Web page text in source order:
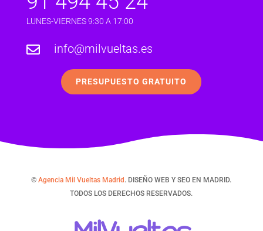
LUNES-VIERNES 9:30 A 17:00
 info@milvueltas.es
PRESUPUESTO GRATUITO
©Agencia Mil Vueltas Madrid. DISEÑO WEB Y SEO EN MADRID.
TODOS LOS DERECHOS RESERVADOS.